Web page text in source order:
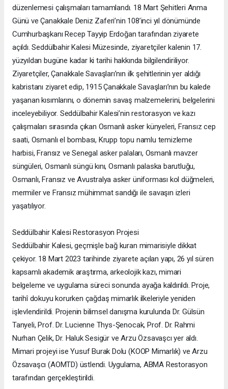
düzenlemesi çalışmaları tamamlandı. 18 Mart Şehitleri Anma
Günü ve Çanakkale Deniz Zaferi’nin 108’inci yıl dönümünde
Cumhurbaşkanı Recep Tayyip Erdoğan tarafından ziyarete
açıldı. Seddülbahir Kalesi Müzesinde, ziyaretçiler kalenin 17.
yüzyıldan bugüne kadar ki tarihi hakkında bilgilendiriliyor.
Ziyaretçiler, Çanakkale Savaşları’nın ilk şehitlerinin yer aldığı
kabristanı ziyaret edip, 1915 Çanakkale Savaşları’nın bu kalede
yaşanan kısımlarını, o dönemin savaş malzemelerini, belgelerini
inceleyebiliyor. Seddülbahir Kalesi’nin restorasyon ve kazı
çalışmaları sırasında çıkan Osmanlı asker künyeleri, Fransız cep
saati, Osmanlı el bombası, Krupp topu namlu temizleme
harbisi, Fransız ve Senegal asker palaları, Osmanlı mavzer
süngüleri, Osmanlı süngü kını, Osmanlı palaska barutluğu,
Osmanlı, Fransız ve Avustralya asker üniforması kol düğmeleri,
mermiler ve Fransız mühimmat sandığı ile savaşın izleri
yaşatılıyor.
Seddülbahir Kalesi Restorasyon Projesi
Seddülbahir Kalesi, geçmişle bağ kuran mimarisiyle dikkat
çekiyor. 18 Mart 2023 tarihinde ziyarete açılan yapı, 26 yıl süren
kapsamlı akademik araştırma, arkeolojik kazı, mimari
belgeleme ve uygulama süreci sonunda ayağa kaldırıldı. Proje,
tarihî dokuyu korurken çağdaş mimarlık ilkeleriyle yeniden
işlevlendirildi. Projenin bilimsel danışma kurulunda Dr. Gülsün
Tanyeli, Prof. Dr. Lucienne Thys-Şenocak, Prof. Dr. Rahmi
Nurhan Çelik, Dr. Haluk Sesigür ve Arzu Özsavaşcı yer aldı.
Mimari projeyi ise Yusuf Burak Dolu (KOOP Mimarlık) ve Arzu
Özsavaşcı (AOMTD) üstlendi. Uygulama, ABMA Restorasyon
tarafından gerçekleştirildi.